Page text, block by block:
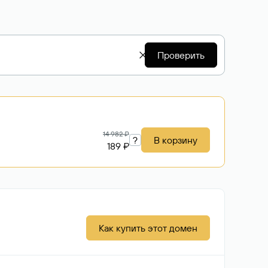
Проверить
14 982 ₽
189 ₽ ? В корзину
Как купить этот домен